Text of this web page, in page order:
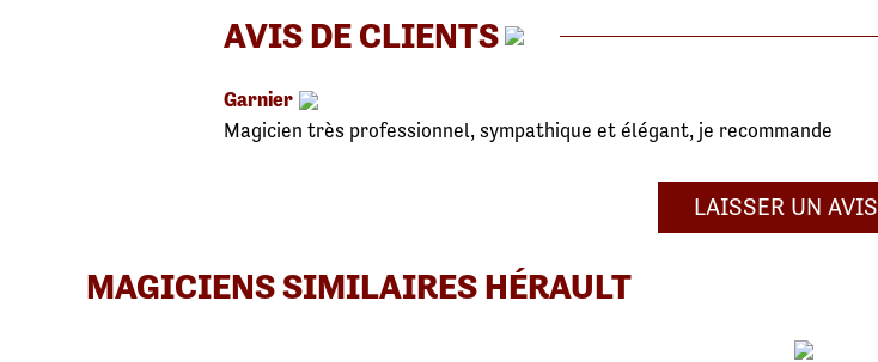
AVIS DE CLIENTS
Garnier
Magicien très professionnel, sympathique et élégant, je recommande
LAISSER UN AVIS
MAGICIENS SIMILAIRES HÉRAULT